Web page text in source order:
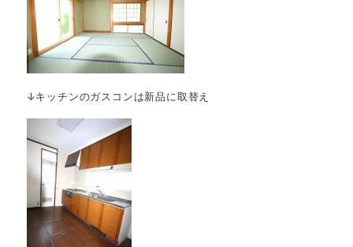
↓キッチンのガスコンは新品に取替え